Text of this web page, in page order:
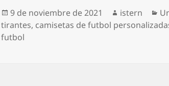
Publicado
el
9 de noviembre de 2021 Autor
istern
tirantes, camisetas de futbol
futbol